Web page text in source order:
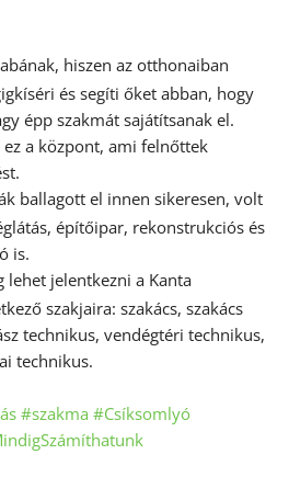
hiszen az otthonaiban
és segíti őket abban, hogy
épp szakmát sajátítsanak el.
a központ, ami felnőttek
ballagott el innen sikeresen, volt
építőipar, rekonstrukciós és
is.
lehet jelentkezni a Kanta
szakjaira: szakács, szakács
technikus, vendégtéri technikus,
technikus.
#szakma #Csíksomlyó